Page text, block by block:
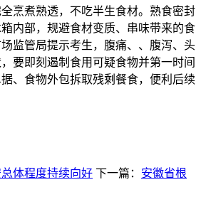
烹煮熟透，不吃半生食材。熟食密封
内部，规避食材变质、串味带来的食
监管局提示考生，腹痛、、腹泻、头
要即刻遏制食用可疑食物并第一时间
、食物外包拆取残剩餐食，便利后续
体程度持续向好 下一篇： 安徽省根